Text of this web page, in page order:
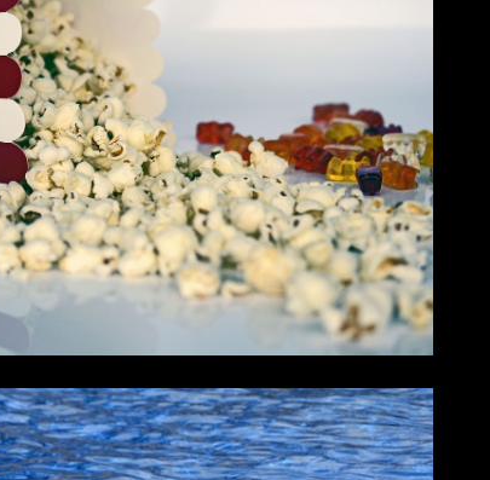
KULTURA
Pěkné zážitky